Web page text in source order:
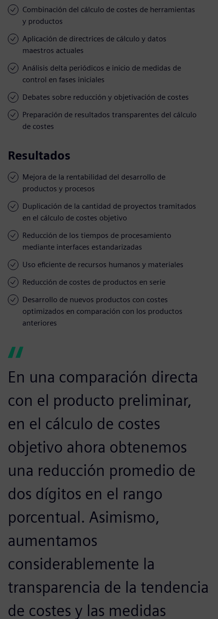
Combinación del cálculo de costes de herramientas
y productos
Aplicación de directrices de cálculo y datos
maestros actuales
Análisis delta periódicos e inicio de medidas de
control en fases iniciales
Debates sobre reducción y objetivación de costes
Preparación de resultados transparentes del cálculo
de costes
Resultados
Mejora de la rentabilidad del desarrollo de
productos y procesos
Duplicación de la cantidad de proyectos tramitados
en el cálculo de costes objetivo
Reducción de los tiempos de procesamiento
mediante interfaces estandarizadas
Uso eficiente de recursos humanos y materiales
Reducción de costes de productos en serie
Desarrollo de nuevos productos con costes
optimizados en comparación con los productos
anteriores
En una comparación directa
con el producto preliminar,
en el cálculo de costes
objetivo ahora obtenemos
una reducción promedio de
dos dígitos en el rango
porcentual. Asimismo,
aumentamos
considerablemente la
transparencia de la tendencia
de costes y las medidas